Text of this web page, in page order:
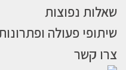
שאלות נפוצות
שיתופי פעולה
צרו קשר